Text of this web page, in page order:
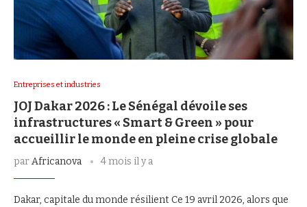
Entreprises et industries
JOJ Dakar 2026 : Le Sénégal dévoile ses
infrastructures « Smart & Green » pour
accueillir le monde en pleine crise globale
parAfricanova 4 mois il y a
Dakar, capitale du monde résilient Ce 19 avril 2026, alors que